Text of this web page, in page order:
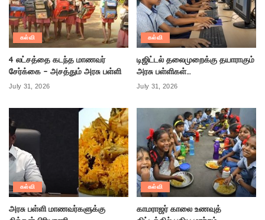
கல்வி
4 லட்சத்தை கடந்த மாணவர்
சேர்க்கை – அசத்தும் அரசு பள்ளி
July 31, 2026
கல்வி
டிஜிட்டல் தலைமுறைக்கு தயாராகும்
அரசு பள்ளிகள்…
July 31, 2026
கல்வி
அரசு பள்ளி மாணவர்களுக்கு
கல்வி
காமராஜர் காலை உணவுத்